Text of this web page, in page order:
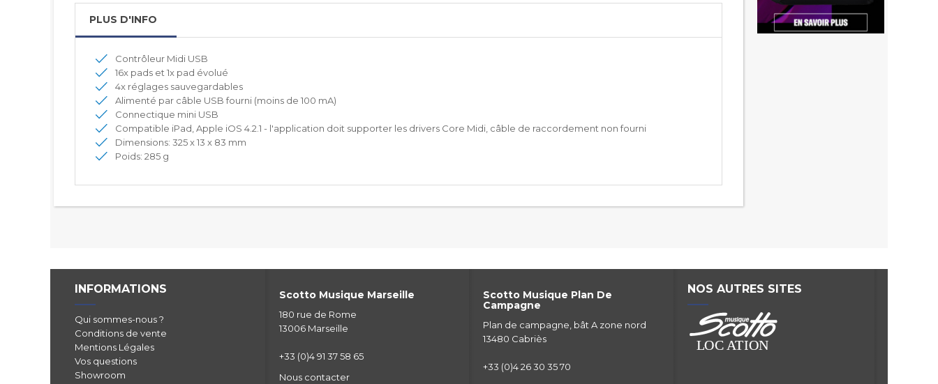
PLUS D'INFO
Contrôleur Midi USB
16x pads et 1x pad évolué
4x réglages sauvegardables
Alimenté par câble USB fourni (moins de 100 mA)
Connectique mini USB
Compatible iPad, Apple iOS 4.2.1 - l'application doit supporter les drivers Core Midi, câble de raccordement non fourni
Dimensions: 325 x 13 x 83 mm
Poids: 285 g
INFORMATIONS
Qui sommes-nous ?
Conditions de vente
Mentions Légales
Vos questions
Showroom
Scotto Musique Marseille
180 rue de Rome
13006 Marseille
+33 (0)4 91 37 58 65
Nous contacter
Scotto Musique Plan De
Campagne
Plan de campagne, bât A zone nord
13480 Cabriès
+33 (0)4 26 30 35 70
NOS AUTRES SITES